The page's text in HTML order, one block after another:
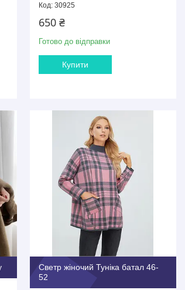
30925
650 ₴
Готово до відправки
Купити
Светр жіночий Туніка батал 46-
52